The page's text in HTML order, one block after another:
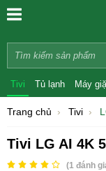
Tivi Tủ lạnh Máy
Trang chủ Tivi
Tivi LG AI 4K
(1 đánh